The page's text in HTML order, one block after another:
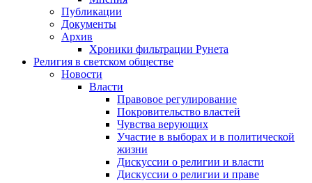
Публикации
Документы
Архив
Хроники фильтрации Рунета
Религия в светском обществе
Новости
Власти
Правовое регулирование
Покровительство властей
Чувства верующих
Участие в выборах и в политической
жизни
Дискуссии о религии и власти
Дискуссии о религии и праве